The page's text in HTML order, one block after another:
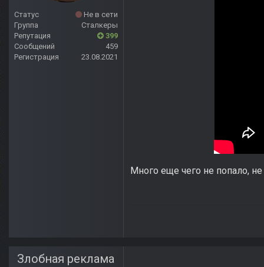
Статус
Не в сети
Группа
Сталкеры
Репутация
399
Сообщений
459
Регистрация
23.08.2021
Много еще чего не попало,
Злобная реклама